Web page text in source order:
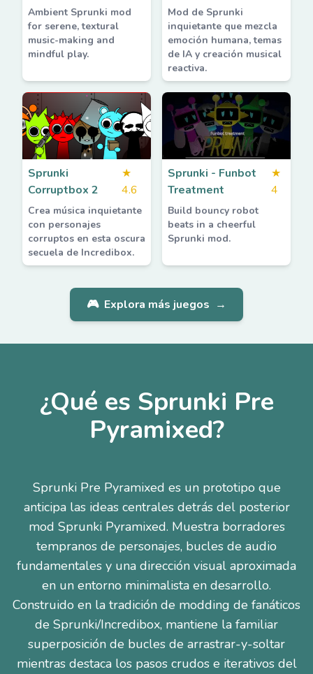
Ambient Sprunki mod
for serene, textural
music-making and
mindful play.
Mod de Sprunki
inquietante que mezcla
emoción humana, temas
de IA y creación musical
reactiva.
Sprunki
Corruptbox 2
★
4.6
Crea música inquietante
con personajes
corruptos en esta oscura
secuela de Incredibox.
Sprunki - Funbot
Treatment
★
4
Build bouncy robot
beats in a cheerful
Sprunki mod.
🎮 Explora más juegos →
¿Qué es Sprunki Pre
Pyramixed?
Sprunki Pre Pyramixed es un prototipo que
anticipa las ideas centrales detrás del posterior
mod Sprunki Pyramixed. Muestra borradores
tempranos de personajes, bucles de audio
fundamentales y una dirección visual aproximada
en un entorno minimalista en desarrollo.
Construido en la tradición de modding de fanáticos
de Sprunki/Incredibox, mantiene la familiar
superposición de bucles de arrastrar-y-soltar
mientras destaca los pasos crudos e iterativos del